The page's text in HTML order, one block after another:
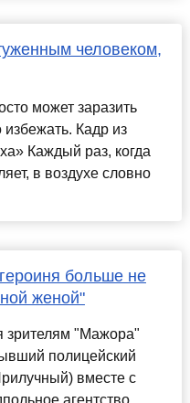
человеком,
может заразить
Кадр из
Каждый раз, когда
в воздухе словно
больше не
женой"
зрителям "Мажора"
полицейский
вместе с